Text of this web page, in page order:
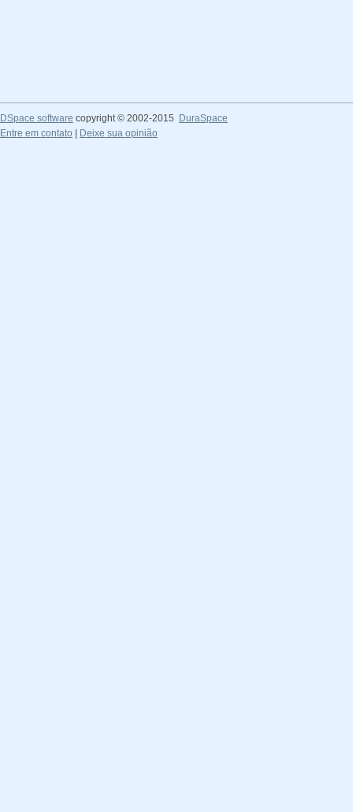
DSpace software copyright © 2002-2015
DuraSpace
Entre em contato
Deixe sua opinião